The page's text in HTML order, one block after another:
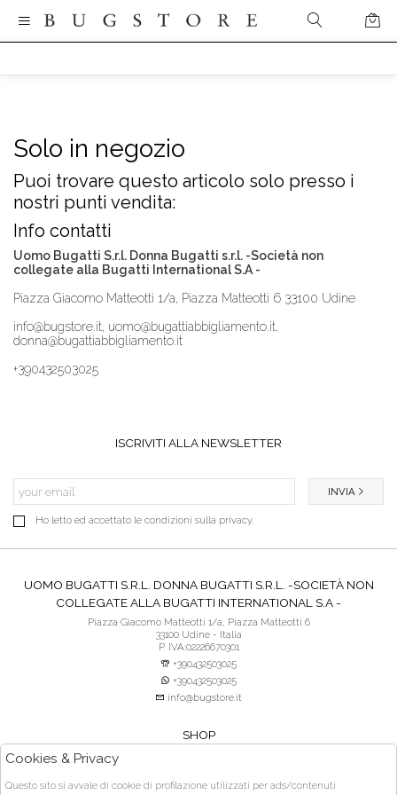
Solo in negozio
Puoi trovare questo articolo solo presso i
nostri punti vendita:
Info contatti
Uomo Bugatti S.r.l. Donna Bugatti s.r.l. -Società non
collegate alla Bugatti International S.A -
Piazza Giacomo Matteotti 1/a, Piazza Matteotti 6 33100 Udine
info@bugstore.it, uomo@bugattiabbigliamento.it,
donna@bugattiabbigliamento.it
+390432503025
ISCRIVITI ALLA NEWSLETTER
Ho letto ed accettato le condizioni sulla privacy.
INVIA
UOMO BUGATTI S.R.L. DONNA BUGATTI S.R.L. -SOCIETÀ NON
COLLEGATE ALLA BUGATTI INTERNATIONAL S.A -
Piazza Giacomo Matteotti 1/a, Piazza Matteotti 6
33100 Udine - Italia
P. IVA:02226670301
+390432503025
+390432503025
info@bugstore.it
SHOP
ACQUISTO SICURO
Cookies & Privacy
Questo sito si avvale di cookie di profilazione utilizzati per ads/contenuti